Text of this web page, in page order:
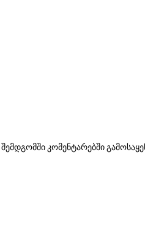
კომენტარებში